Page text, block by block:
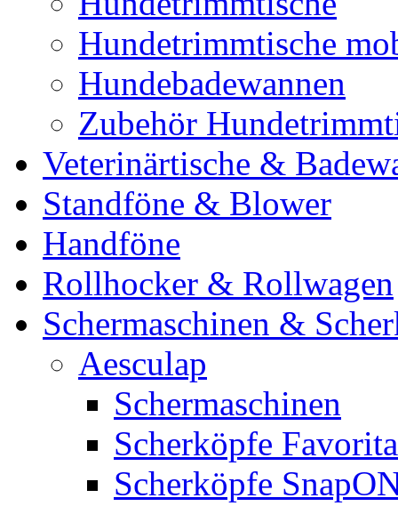
Hundetrimmtische
Hundebadewannen
Zubehör
Veterinärtische &
Standföne & Blower
Handföne
Rollhocker & Rollwagen
Schermaschinen &
Aesculap
Schermaschinen
Scherköpfe
Scherköpfe